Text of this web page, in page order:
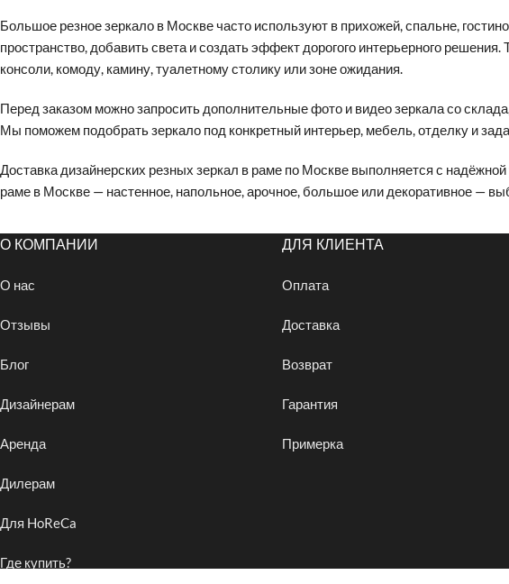
Большое резное зеркало в Москве часто используют в прихожей, спальне,
пространство, добавить света и создать эффект дорогого интерьерного
консоли, комоду, камину, туалетному столику или зоне ожидания.
Перед заказом можно запросить дополнительные фото и видео зеркала со
Мы поможем подобрать зеркало под конкретный интерьер, мебель, отделку и
Доставка дизайнерских резных зеркал в раме по Москве выполняется с
раме в Москве — настенное, напольное, арочное, большое или декоративное —
О КОМПАНИИ
О нас
Отзывы
Блог
Дизайнерам
Аренда
Дилерам
Для HoReCa
Где купить?
ДЛЯ КЛИЕНТА
Оплата
Доставка
Возврат
Гарантия
Примерка